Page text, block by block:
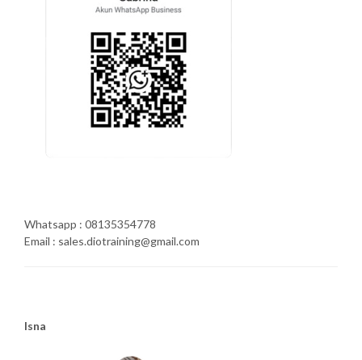
Whatsapp : 08135354778
Email : sales.diotraining@gmail.com
Isna